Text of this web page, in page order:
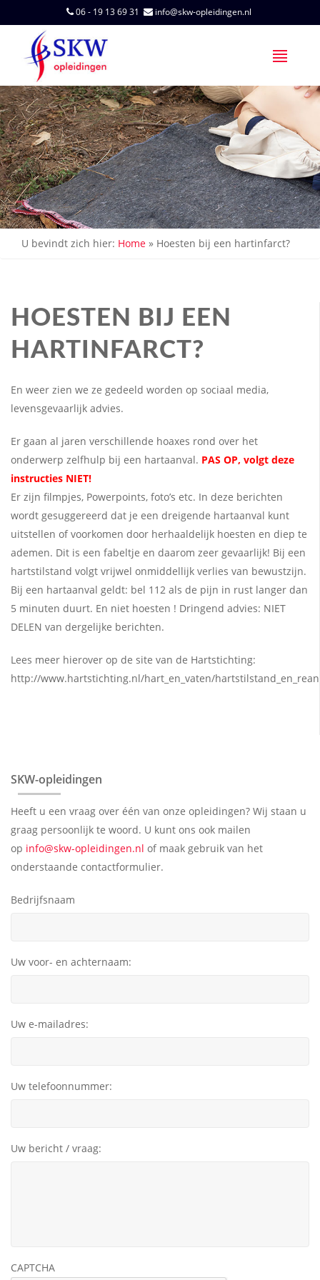
06 - 19 13 69 31 info@skw-opleidingen.nl
U bevindt zich hier: Home » Hoesten bij een hartinfarct?
HOESTEN BIJ EEN
HARTINFARCT?
En weer zien we ze gedeeld worden op sociaal media,
levensgevaarlijk advies.
Er gaan al jaren verschillende hoaxes rond over het
onderwerp zelfhulp bij een hartaanval. PAS OP, volgt deze
instructies NIET!
Er zijn filmpjes, Powerpoints, foto’s etc. In deze berichten
wordt gesuggereerd dat je een dreigende hartaanval kunt
uitstellen of voorkomen door herhaaldelijk hoesten en diep te
ademen. Dit is een fabeltje en daarom zeer gevaarlijk! Bij een
hartstilstand volgt vrijwel onmiddellijk verlies van bewustzijn.
Bij een hartaanval geldt: bel 112 als de pijn in rust langer dan
5 minuten duurt. En niet hoesten ! Dringend advies: NIET
DELEN van dergelijke berichten.
Lees meer hierover op de site van de Hartstichting:
http://www.hartstichting.nl/hart_en_vaten/
SKW-opleidingen
Heeft u een vraag over één van onze opleidingen? Wij staan u
graag persoonlijk te woord. U kunt ons ook mailen
op info@skw-opleidingen.nl of maak gebruik van het
onderstaande contactformulier.
Bedrijfsnaam
Uw voor- en achternaam:
Uw e-mailadres:
Uw telefoonnummer:
Uw bericht / vraag:
CAPTCHA